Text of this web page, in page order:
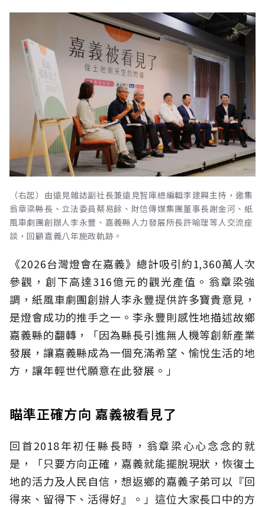
（右起）由遠見雜誌副社長兼遠見智庫總編輯李建興主持，邀集
翁章梁縣長、立法委員蔡易餘、財信傳媒集團董事長謝金河、紙
風車劇團創辦人李永豐、嘉義縣人力發展所長許喻理等人交流座
談，回顧嘉義八年施政軌跡。
《2026台灣燈會在嘉義》總計吸引約1,360萬人次
參觀，創下高達316億元的觀光產值。翁章梁強
調，紙風車劇團創辦人李永豐提供許多寶貴意見，
是燈會成功的推手之一。李永豐則感性地描述故鄉
嘉義縣的翻轉，「因為縣長引進無人機等創新產業
發展，讓嘉義縣成為一個充滿希望、愉悅生活的地
方，讓年輕世代願意在此發展。」
瞄準正確方向 嘉義被看見了
回首2018年初任縣長時，翁章梁心心念念的就
是，「只要方向正確，嘉義就能擺脫現狀，恢復土
地的活力及人民自信，想返鄉的嘉義子弟可以『回
得來、留得下、活得好』。」這位大家長口中的方